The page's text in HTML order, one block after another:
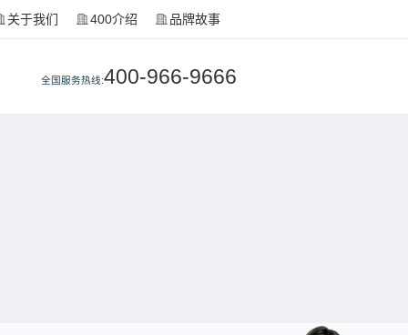
关于我们 400介绍 品牌故事
全国服务热线:400-966-9666